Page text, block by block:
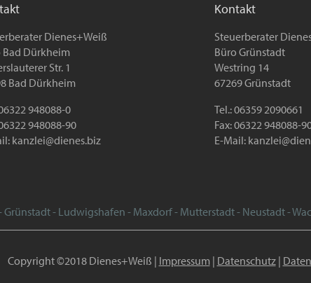
Dienes+Weiß
Bad Dürkheim
Str. 1
Bad Dürkheim
948088-0
948088-90
kanzlei@dienes.biz
Kontakt
Steuerberater
Büro Grünstadt
Westring 14
67269 Grünstadt
Tel.: 06359 2090661
Fax: 06322 948088-
E-Mail:
- Ludwigshafen - Maxdorf - Mutterstadt - Neustadt -
Copyright ©2018 Dienes+Weiß | Impressum| Datenschutz|